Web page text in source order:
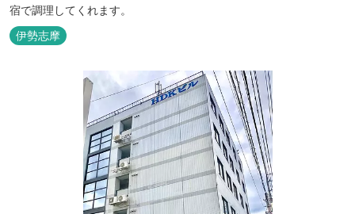
宿で調理してくれます。
伊勢志摩